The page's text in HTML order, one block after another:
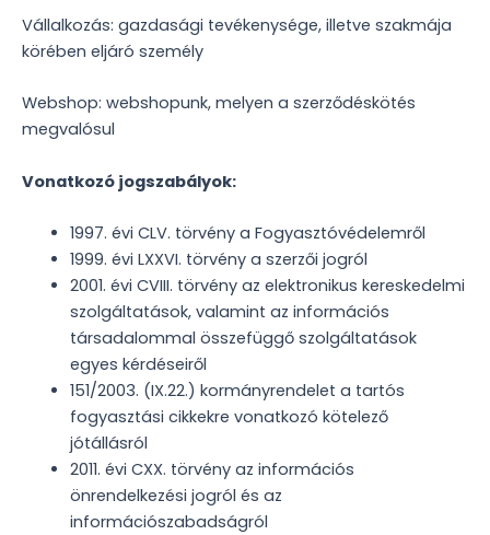
Vállalkozás: gazdasági tevékenysége, illetve szakmája
körében eljáró személy
Webshop: webshopunk, melyen a szerződéskötés
megvalósul
Vonatkozó jogszabályok:
1997. évi CLV. törvény a Fogyasztóvédelemről
1999. évi LXXVI. törvény a szerzői jogról
2001. évi CVIII. törvény az elektronikus kereskedelmi
szolgáltatások, valamint az információs
társadalommal összefüggő szolgáltatások
egyes kérdéseiről
151/2003. (IX.22.) kormányrendelet a tartós
fogyasztási cikkekre vonatkozó kötelező
jótállásról
2011. évi CXX. törvény az információs
önrendelkezési jogról és az
információszabadságról